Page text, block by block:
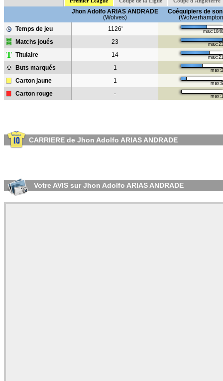
Jhon Adolfo ARIAS ANDRADE
(Wolves)
Coéquipiers de
Temps de jeu
1126' max:1848
Matchs joués 23 max:23
T Titulaire 14 max:21
Buts marqués 1 max:2
Carton jaune 1 max:9
Carton rouge - max:1
CARRIERE de Jhon Adolfo ARIAS ANDRADE
Votre AVIS sur Jhon Adolfo ARIAS ANDRADE